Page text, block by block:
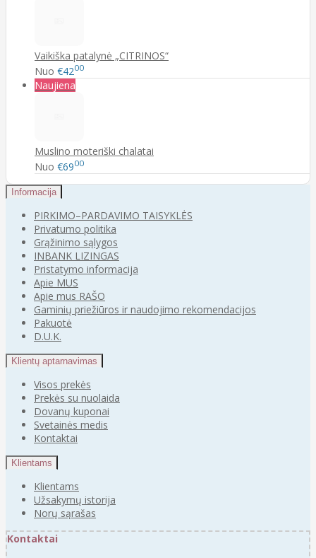
Vaikiška patalynė „CITRINOS“
Nuo €4200
Naujiena
Muslino moteriški chalatai
Nuo €6900
Informacija
PIRKIMO–PARDAVIMO TAISYKLĖS
Privatumo politika
Grąžinimo sąlygos
INBANK LIZINGAS
Pristatymo informacija
Apie MUS
Apie mus RAŠO
Gaminių priežiūros ir naudojimo rekomendacijos
Pakuotė
D.U.K.
Klientų aptarnavimas
Visos prekės
Prekės su nuolaida
Dovanų kuponai
Svetainės medis
Kontaktai
Klientams
Klientams
Užsakymų istorija
Norų sąrašas
Kontaktai